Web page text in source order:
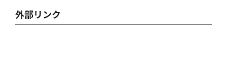
外部リンク